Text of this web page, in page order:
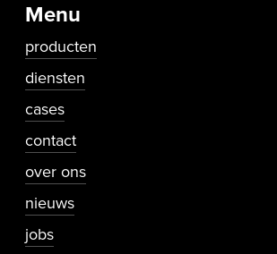
Menu
producten
diensten
cases
contact
Secundaire navigatie
over ons
nieuws
jobs